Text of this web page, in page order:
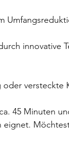
innovative
versteckte
45 Minuten
eignet.